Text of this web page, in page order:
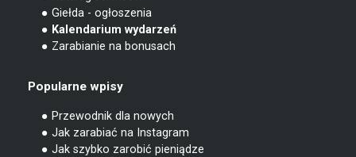
● Giełda - ogłoszenia
● Kalendarium wydarzeń
● Zarabianie na bonusach
Popularne wpisy
● Przewodnik dla nowych
● Jak zarabiać na Instagram
● Jak szybko zarobić pieniądze